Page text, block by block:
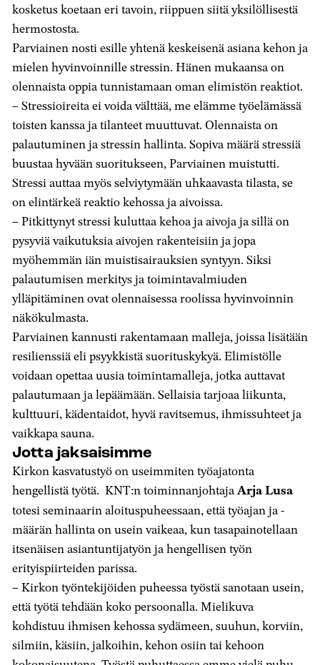
kosketus koetaan eri tavoin, riippuen siitä yksilöllisestä
hermostosta.
Parviainen nosti esille yhtenä keskeisenä asiana kehon ja
mielen hyvinvoinnille stressin. Hänen mukaansa on
olennaista oppia tunnistamaan oman elimistön reaktiot.
– Stressioireita ei voida välttää, me elämme työelämässä
toisten kanssa ja tilanteet muuttuvat. Olennaista on
palautuminen ja stressin hallinta. Sopiva määrä stressiä
buustaa hyvään suoritukseen, Parviainen muistutti.
Stressi auttaa myös selviytymään uhkaavasta tilasta, se
on elintärkeä reaktio kehossa ja aivoissa.
– Pitkittynyt stressi kuluttaa kehoa ja aivoja ja sillä on
pysyviä vaikutuksia aivojen rakenteisiin ja jopa
myöhemmän iän muistisairauksien syntyyn. Siksi
palautumisen merkitys ja toimintavalmiuden
ylläpitäminen ovat olennaisessa roolissa hyvinvoinnin
näkökulmasta.
Parviainen kannusti rakentamaan malleja, joissa lisätään
resilienssiä eli psyykkistä suorituskykyä. Elimistölle
voidaan opettaa uusia toimintamalleja, jotka auttavat
palautumaan ja lepäämään. Sellaisia tarjoaa liikunta,
kulttuuri, kädentaidot, hyvä ravitsemus, ihmissuhteet ja
vaikkapa sauna.
Jotta jaksaisimme
Kirkon kasvatustyö on useimmiten työajatonta
hengellistä työtä. KNT:n toiminnanjohtajaArja Lusa
totesi seminaarin aloituspuheessaan, että työajan ja -
määrän hallinta on usein vaikeaa, kun tasapainotellaan
itsenäisen asiantuntijatyön ja hengellisen työn
erityispiirteiden parissa.
– Kirkon työntekijöiden puheessa työstä sanotaan usein,
että työtä tehdään koko persoonalla. Mielikuva
kohdistuu ihmisen kehossa sydämeen, suuhun, korviin,
silmiin, käsiin, jalkoihin, kehon osiin tai kehoon